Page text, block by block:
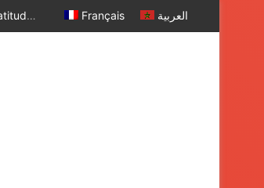
Français العربية